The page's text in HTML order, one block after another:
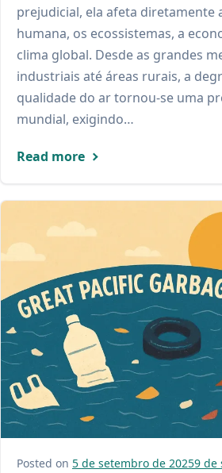
prejudicial, ela afeta diretamente
humana, os ecossistemas, a
clima global. Desde as grandes
industriais até áreas rurais, a
qualidade do ar tornou-se uma
mundial, exigindo…
Read more
Posted on 5 de setembro de 20259 de